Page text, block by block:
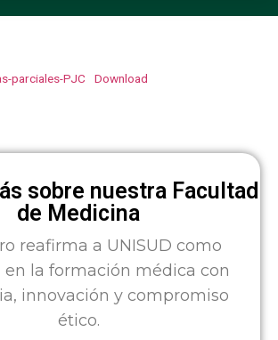
parciales-PJC Download
sobre nuestra Facultad
de Medicina
reafirma a UNISUD como
en la formación médica con
innovación y compromiso
ético.